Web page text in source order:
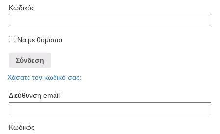
Κωδικός
Να με θυμάσαι
Σύνδεση
Χάσατε τον κωδικό σας;
Διεύθυνση email
Κωδικός